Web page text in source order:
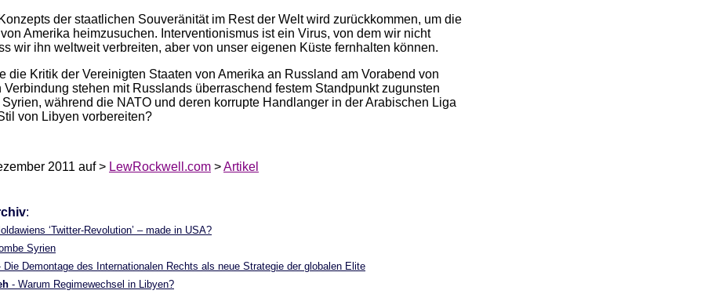
der staatlichen Souveränität im Rest der Welt wird zurückkommen, um die
Amerika heimzusuchen. Interventionismus ist ein Virus, von dem wir nicht
wir ihn weltweit verbreiten, aber von unser eigenen Küste fernhalten können.
die Kritik der Vereinigten Staaten von Amerika an Russland am Vorabend von
stehen mit Russlands überraschend festem Standpunkt zugunsten
während die NATO und deren korrupte Handlanger in der Arabischen Liga
von Libyen vorbereiten?
2011 auf > LewRockwell.com >Artikel
:
‘Twitter-Revolution’ – made in USA?
Syrien
Die Demontage des Internationalen Rechts als neue Strategie der globalen Elite
- Warum Regimewechsel in Libyen?